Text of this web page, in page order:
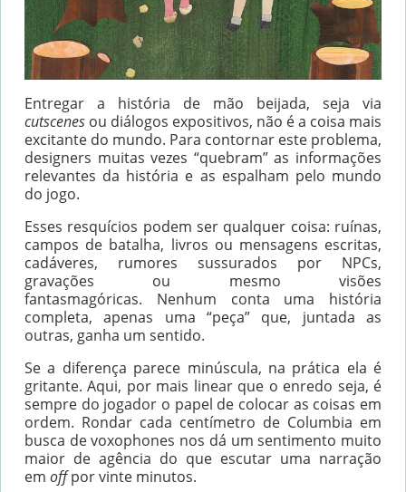
Entregar a história de mão beijada, seja via
cutscenes ou diálogos expositivos, não é a coisa mais
excitante do mundo. Para contornar este problema,
designers muitas vezes “quebram” as informações
relevantes da história e as espalham pelo mundo
do jogo.
Esses resquícios podem ser qualquer coisa: ruínas,
campos de batalha, livros ou mensagens escritas,
cadáveres, rumores sussurados por NPCs,
gravações ou mesmo visões
fantasmagóricas. Nenhum conta uma história
completa, apenas uma “peça” que, juntada as
outras, ganha um sentido.
Se a diferença parece minúscula, na prática ela é
gritante. Aqui, por mais linear que o enredo seja, é
sempre do jogador o papel de colocar as coisas em
ordem. Rondar cada centímetro de Columbia em
busca de voxophones nos dá um sentimento muito
maior de agência do que escutar uma narração
em offpor vinte minutos.